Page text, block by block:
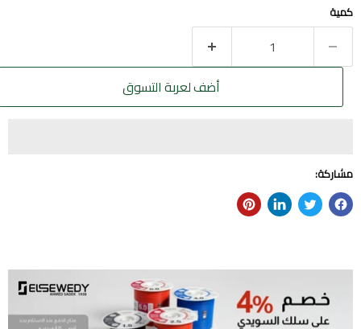
كمية
أضف لعربة التسوق
مشاركة: